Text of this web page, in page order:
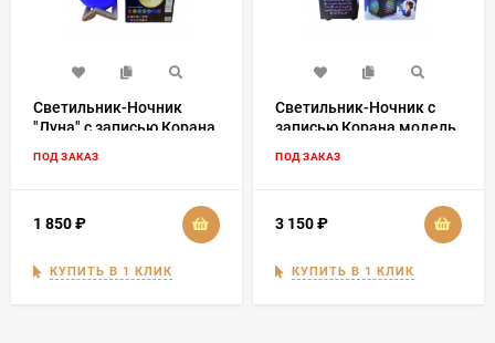
Светильник-Ночник
"Луна" с записью Корана
ПОД ЗАКАЗ
1 850₽
КУПИТЬ В 1 КЛИК
Светильник-Ночник с
записью Корана модель
ПОД ЗАКАЗ
3 150₽
КУПИТЬ В 1 КЛИК